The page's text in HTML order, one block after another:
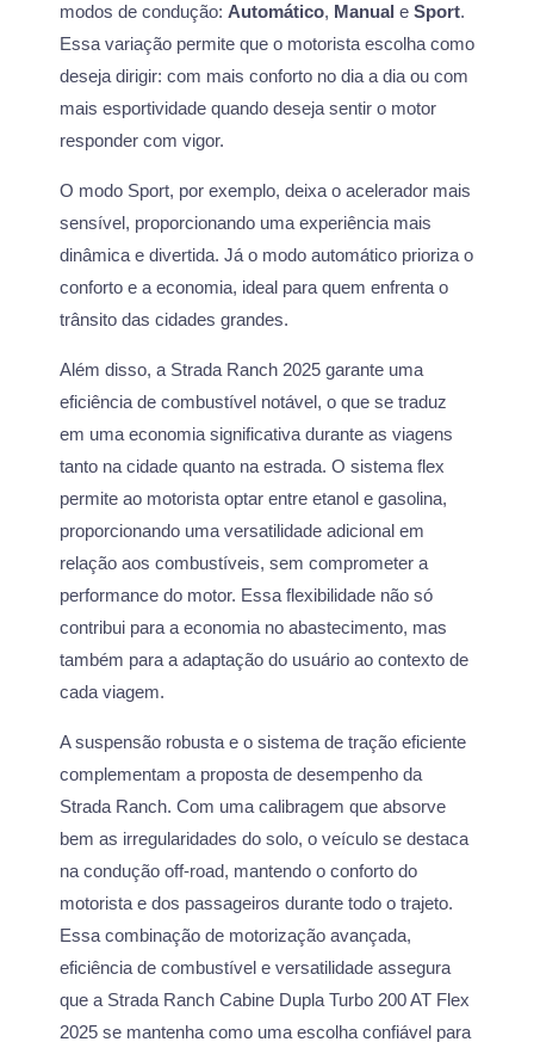
modos de condução: Automático, Manual e Sport.
Essa variação permite que o motorista escolha como
deseja dirigir: com mais conforto no dia a dia ou com
mais esportividade quando deseja sentir o motor
responder com vigor.
O modo Sport, por exemplo, deixa o acelerador mais
sensível, proporcionando uma experiência mais
dinâmica e divertida. Já o modo automático prioriza o
conforto e a economia, ideal para quem enfrenta o
trânsito das cidades grandes.
Além disso, a Strada Ranch 2025 garante uma
eficiência de combustível notável, o que se traduz
em uma economia significativa durante as viagens
tanto na cidade quanto na estrada. O sistema flex
permite ao motorista optar entre etanol e gasolina,
proporcionando uma versatilidade adicional em
relação aos combustíveis, sem comprometer a
performance do motor. Essa flexibilidade não só
contribui para a economia no abastecimento, mas
também para a adaptação do usuário ao contexto de
cada viagem.
A suspensão robusta e o sistema de tração eficiente
complementam a proposta de desempenho da
Strada Ranch. Com uma calibragem que absorve
bem as irregularidades do solo, o veículo se destaca
na condução off-road, mantendo o conforto do
motorista e dos passageiros durante todo o trajeto.
Essa combinação de motorização avançada,
eficiência de combustível e versatilidade assegura
que a Strada Ranch Cabine Dupla Turbo 200 AT Flex
2025 se mantenha como uma escolha confiável para